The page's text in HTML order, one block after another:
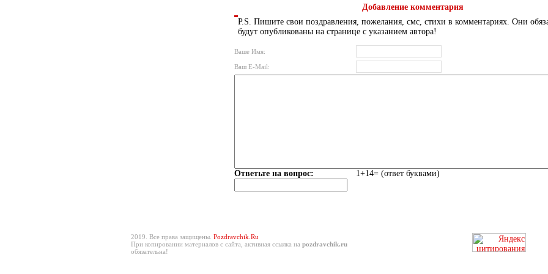
Добавление комментария
P.S. Пишите свои поздравления, пожелания, смс, стихи в комментариях. Они
будут опубликованы на странице с указанием автора!
Ваше Имя:
Ваш E-Mail:
Ответьте на вопрос: 1+14= (ответ буквами)
2019. Все права защищены. Pozdravchik.Ru
При копировании материалов с сайта, активная ссылка на pozdravchik.ru
обязательна!